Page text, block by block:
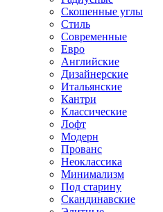
Скошенные углы
Стиль
Современные
Евро
Английские
Дизайнерские
Итальянские
Кантри
Классические
Лофт
Модерн
Прованс
Неоклассика
Минимализм
Под старину
Скандинавские